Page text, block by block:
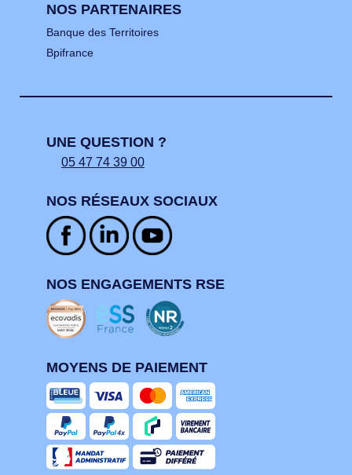
NOS PARTENAIRES
Banque des Territoires
Bpifrance
UNE QUESTION ?
05 47 74 39 00
NOS RÉSEAUX SOCIAUX
NOS ENGAGEMENTS RSE
MOYENS DE PAIEMENT